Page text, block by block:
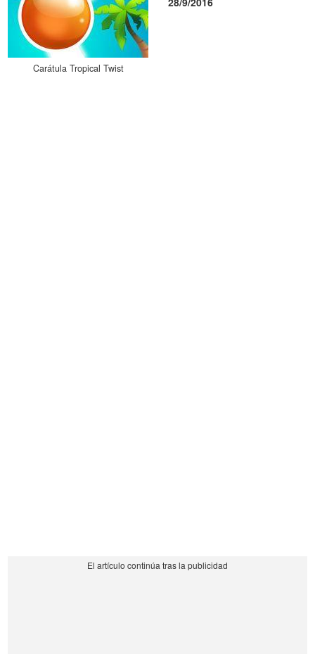
Carátula Tropical Twist